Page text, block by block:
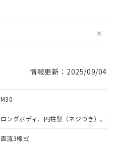
情報更新：2025/09/04
M30
ロングボディ、円柱型（ネジつき）、非
直流3線式